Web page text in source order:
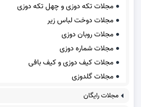
مجلات تکه دوزی و چهل تکه دوزی
مجلات دوخت لباس زیر
مجلات روبان دوزی
مجلات شماره دوزی
مجلات کیف دوزی و کیف بافی
مجلات گلدوزی
مجلات رایگان